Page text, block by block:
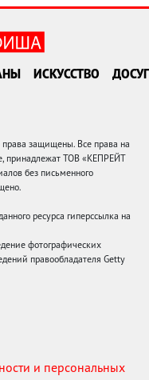
ИСКУССТВО ДОСУГ
защищены. Все права на
принадлежат ТОВ «КЕПРЕЙТ
без письменного
ресурса гиперссылка на
фотографических
правообладателя Getty
и персональных